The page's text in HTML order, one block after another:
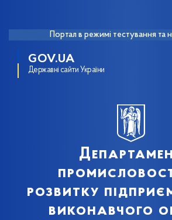
Портал в режимі тестування та
GOV.UA
Державні сайти України
розвитку
виконавчого